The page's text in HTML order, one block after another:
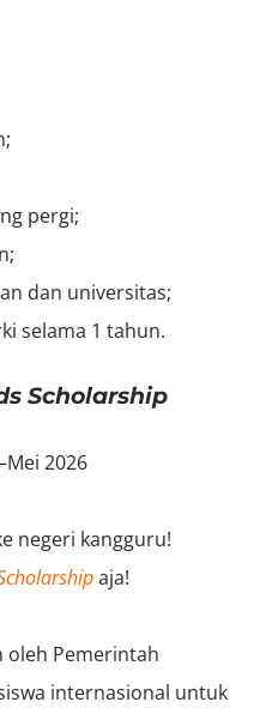
pergi;
dan universitas;
selama 1 tahun.
Scholarship
2026
negeri kangguru!
aja!
oleh Pemerintah
internasional untuk